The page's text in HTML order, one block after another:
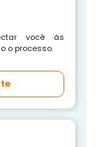
você às
o processo.